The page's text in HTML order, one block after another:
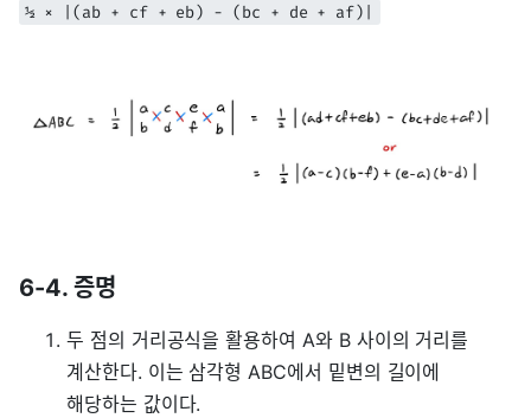
½ × |(ab + cf + eb) - (bc + de + af)|
6-4. 증명
두 점의 거리공식을 활용하여 A와 B 사이의 거리를
계산한다. 이는 삼각형 ABC에서 밑변의 길이에
해당하는 값이다.